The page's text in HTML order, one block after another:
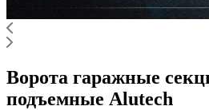
Ворота гаражные
подъемные Alutech